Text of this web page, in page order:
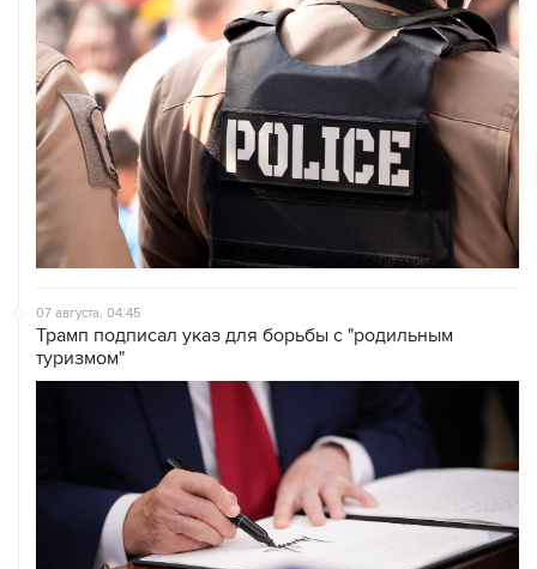
07 августа, 04:45
Трамп подписал указ для борьбы с "родильным
туризмом"